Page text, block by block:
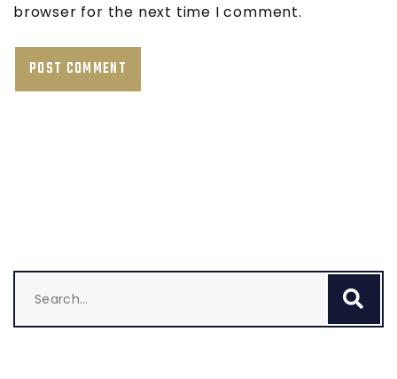
browser for the next time I comment.
for: